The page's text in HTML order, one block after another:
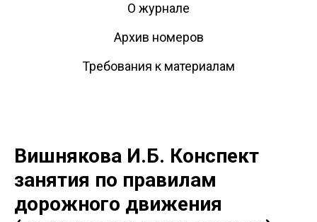
О журнале
Архив номеров
Требования к материалам
Вишнякова И.Б. Конспект
занятия по правилам
дорожного движения